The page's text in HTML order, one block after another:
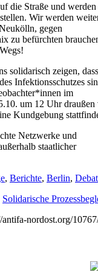
die Straße und werden
Wir werden
gegen
zu befürchten
solidarisch zeigen, dass
Infektionsschutzes
im
um 12 Uhr draußen
Kundgebung
Netzwerke und
staatlicher
, Berichte, Berlin,
Solidarische
antifa-nordost.org/